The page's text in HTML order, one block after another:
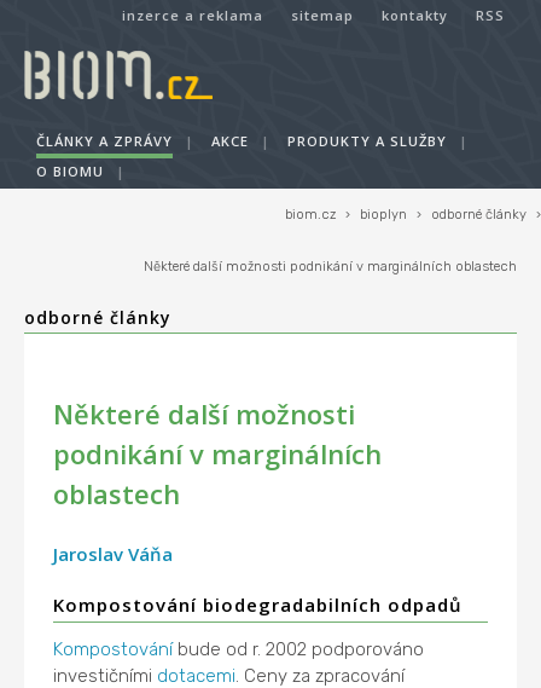
inzerce a reklama sitemap kontakty RSS
ČLÁNKY A ZPRÁVY | AKCE | PRODUKTY A SLUŽBY
|
O BIOMU
|
biom.cz › bioplyn › odborné články ›
Některé další možnosti podnikání v marginálních oblastech
odborné články
Některé další možnosti
podnikání v marginálních
oblastech
Jaroslav Váňa
Kompostování biodegradabilních odpadů
Kompostováníbude od r. 2002 podporováno
investičními dotacemi . Ceny za zpracování